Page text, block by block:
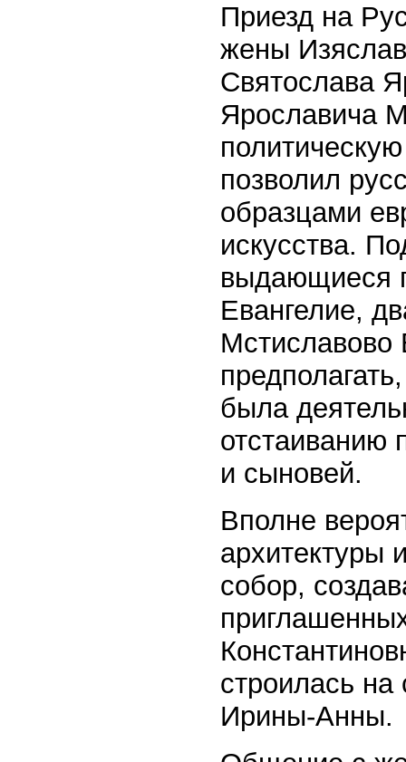
Приезд на
жены
Святослава
Ярославича
позволил
образцами
искусства.
выдающиеся
Евангелие,
Мстиславово
была
отстаиванию
и сыновей.
Вполне
архитектуры
собор,
строилась на
Ирины-Анны.